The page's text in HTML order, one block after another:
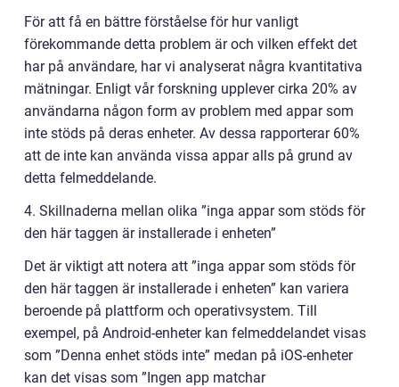
För att få en bättre förståelse för hur vanligt
förekommande detta problem är och vilken effekt det
har på användare, har vi analyserat några kvantitativa
mätningar. Enligt vår forskning upplever cirka 20% av
användarna någon form av problem med appar som
inte stöds på deras enheter. Av dessa rapporterar 60%
att de inte kan använda vissa appar alls på grund av
detta felmeddelande.
4. Skillnaderna mellan olika ”inga appar som stöds för
den här taggen är installerade i enheten”
Det är viktigt att notera att ”inga appar som stöds för
den här taggen är installerade i enheten” kan variera
beroende på plattform och operativsystem. Till
exempel, på Android-enheter kan felmeddelandet visas
som ”Denna enhet stöds inte” medan på iOS-enheter
kan det visas som ”Ingen app matchar